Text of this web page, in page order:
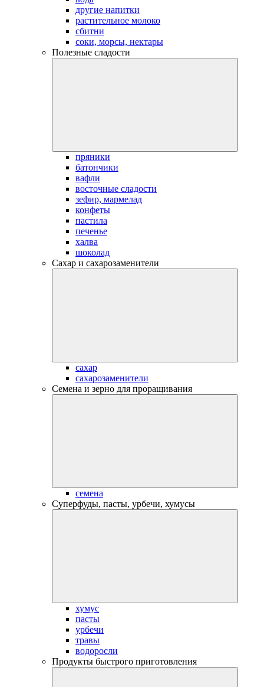
другие напитки
растительное молоко
сбитни
соки, морсы, нектары
Полезные сладости
пряники
батончики
вафли
восточные сладости
зефир, мармелад
конфеты
пастила
печенье
халва
шоколад
Сахар и сахарозаменители
сахар
сахарозаменители
Семена и зерно для проращивания
семена
Суперфуды, пасты, урбечи, хумусы
хумус
пасты
урбечи
травы
водоросли
Продукты быстрого приготовления